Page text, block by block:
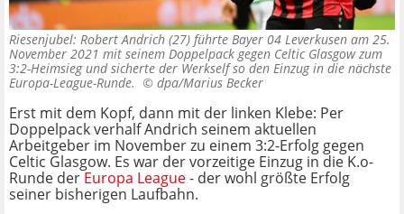
Riesenjubel: Robert Andrich (27) führte Bayer 04 Leverkusen am 25.
November 2021 mit seinem Doppelpack gegen Celtic Glasgow zum
3:2-Heimsieg und sicherte der Werkself so den Einzug in die nächste
Europa-League-Runde. © dpa/Marius Becker
Erst mit dem Kopf, dann mit der linken Klebe: Per
Doppelpack verhalf Andrich seinem aktuellen
Arbeitgeber im November zu einem 3:2-Erfolg gegen
Celtic Glasgow. Es war der vorzeitige Einzug in die K.o-
Runde der Europa League- der wohl größte Erfolg
seiner bisherigen Laufbahn.